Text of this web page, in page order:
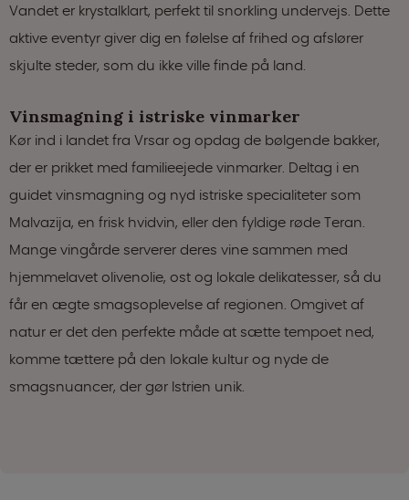
Vandet er krystalklart, perfekt til snorkling undervejs. Dette
aktive eventyr giver dig en følelse af frihed og afslører
skjulte steder, som du ikke ville finde på land.
Vinsmagning i istriske vinmarker
Kør ind i landet fra Vrsar og opdag de bølgende bakker,
der er prikket med familieejede vinmarker. Deltag i en
guidet vinsmagning og nyd istriske specialiteter som
Malvazija, en frisk hvidvin, eller den fyldige røde Teran.
Mange vingårde serverer deres vine sammen med
hjemmelavet olivenolie, ost og lokale delikatesser, så du
får en ægte smagsoplevelse af regionen. Omgivet af
natur er det den perfekte måde at sætte tempoet ned,
komme tættere på den lokale kultur og nyde de
smagsnuancer, der gør Istrien unik.